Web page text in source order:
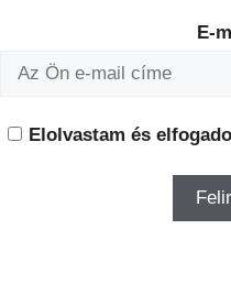
E-
Elolvastam és